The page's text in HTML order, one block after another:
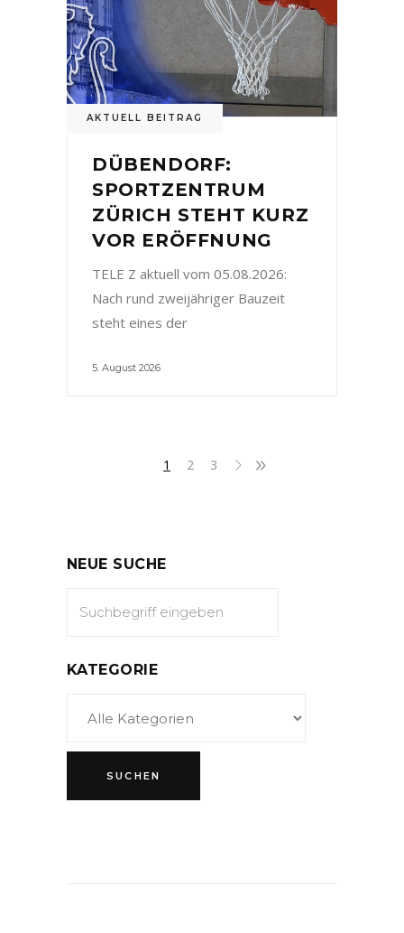
AKTUELL BEITRAG
DÜBENDORF:
SPORTZENTRUM
ZÜRICH STEHT KURZ
VOR ERÖFFNUNG
TELE Z aktuell vom 05.08.2026:
Nach rund zweijähriger Bauzeit
steht eines der
5. August 2026
1 2 3
NEUE SUCHE
KATEGORIE